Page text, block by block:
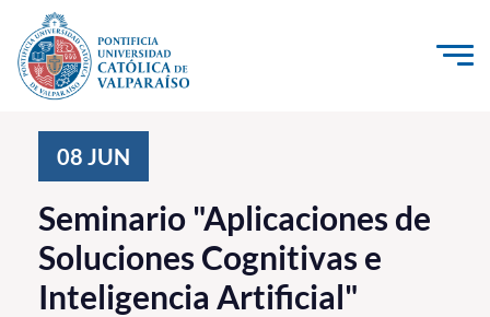
Click acá para ir directamente al contenido
Investigación, Creación e Innovación
PUCV Internacional
Vinculación con el Medio
08 JUN
Seminario "Aplicaciones de
Soluciones Cognitivas e
Inteligencia Artificial"